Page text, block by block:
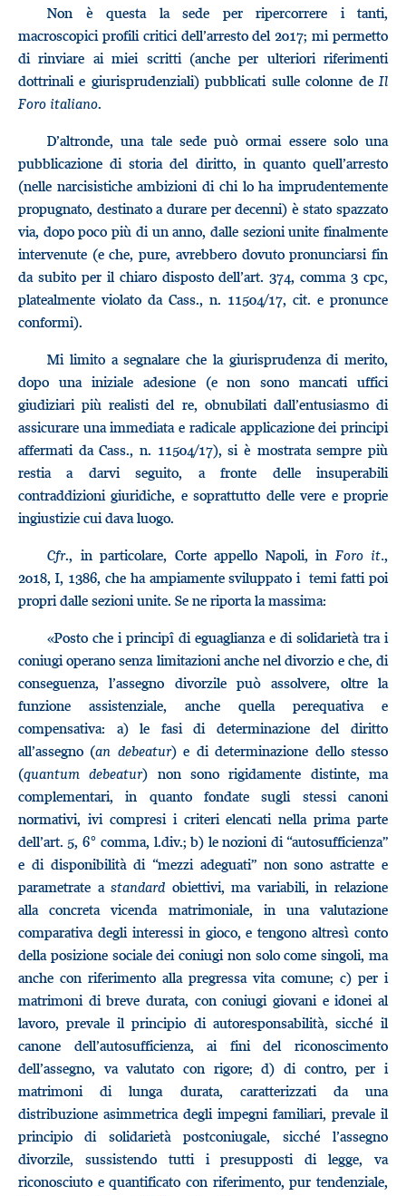
Non è questa la sede per ripercorrere i tanti,
macroscopici profili critici dell’arresto del 2017; mi permetto
di rinviare ai miei scritti (anche per ulteriori riferimenti
dottrinali e giurisprudenziali) pubblicati sulle colonne deIl
Foro italiano.
D’altronde, una tale sede può ormai essere solo una
pubblicazione di storia del diritto, in quanto quell’arresto
(nelle narcisistiche ambizioni di chi lo ha imprudentemente
propugnato, destinato a durare per decenni) è stato spazzato
via, dopo poco più di un anno, dalle sezioni unite finalmente
intervenute (e che, pure, avrebbero dovuto pronunciarsi fin
da subito per il chiaro disposto dell’art. 374, comma 3 cpc,
platealmente violato da Cass., n. 11504/17, cit. e pronunce
conformi).
Mi limito a segnalare che la giurisprudenza di merito,
dopo una iniziale adesione (e non sono mancati uffici
giudiziari più realisti del re, obnubilati dall’entusiasmo di
assicurare una immediata e radicale applicazione dei principi
affermati da Cass., n. 11504/17), si è mostrata sempre più
restia a darvi seguito, a fronte delle insuperabili
contraddizioni giuridiche, e soprattutto delle vere e proprie
ingiustizie cui dava luogo.
Cfr., in particolare, Corte appello Napoli, in Foro it.,
2018, I, 1386, che ha ampiamente sviluppato i temi fatti poi
propri dalle sezioni unite. Se ne riporta la massima:
«Posto che i principî di eguaglianza e di solidarietà tra i
coniugi operano senza limitazioni anche nel divorzio e che, di
conseguenza, l’assegno divorzile può assolvere, oltre la
funzione assistenziale, anche quella perequativa e
compensativa: a) le fasi di determinazione del diritto
all’assegno (an debeatur) e di determinazione dello stesso
(quantum debeatur) non sono rigidamente distinte, ma
complementari, in quanto fondate sugli stessi canoni
normativi, ivi compresi i criteri elencati nella prima parte
dell’art. 5, 6° comma, l.div.; b) le nozioni di “autosufficienza”
e di disponibilità di “mezzi adeguati” non sono astratte e
parametrate astandard obiettivi, ma variabili, in relazione
alla concreta vicenda matrimoniale, in una valutazione
comparativa degli interessi in gioco, e tengono altresì conto
della posizione sociale dei coniugi non solo come singoli, ma
anche con riferimento alla pregressa vita comune; c) per i
matrimoni di breve durata, con coniugi giovani e idonei al
lavoro, prevale il principio di autoresponsabilità, sicché il
canone dell’autosufficienza, ai fini del riconoscimento
dell’assegno, va valutato con rigore; d) di contro, per i
matrimoni di lunga durata, caratterizzati da una
distribuzione asimmetrica degli impegni familiari, prevale il
principio di solidarietà postconiugale, sicché l’assegno
divorzile, sussistendo tutti i presupposti di legge, va
riconosciuto e quantificato con riferimento, pur tendenziale,